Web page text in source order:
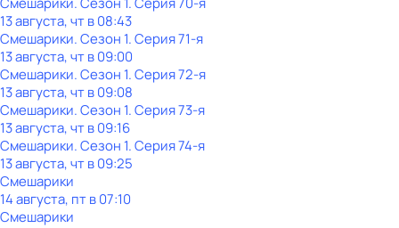
13 августа, чт в 08:43
Смешарики. Сезон 1. Серия 71-я
13 августа, чт в 09:00
Смешарики. Сезон 1. Серия 72-я
13 августа, чт в 09:08
Смешарики. Сезон 1. Серия 73-я
13 августа, чт в 09:16
Смешарики. Сезон 1. Серия 74-я
13 августа, чт в 09:25
Смешарики
14 августа, пт в 07:10
Смешарики